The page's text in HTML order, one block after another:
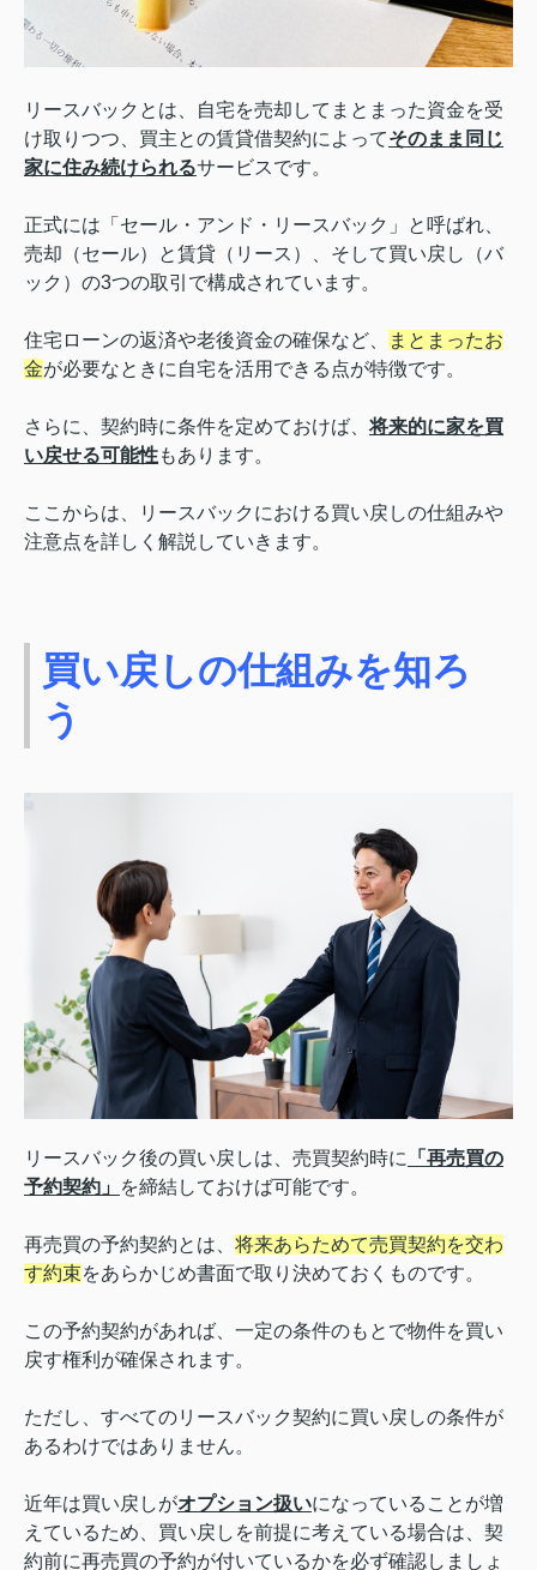
リースバックとは、自宅を売却してまとまった資金を受
け取りつつ、買主との賃貸借契約によってそのまま同じ
家に住み続けられるサービスです。
正式には「セール・アンド・リースバック」と呼ばれ、
売却（セール）と賃貸（リース）、そして買い戻し（バ
ック）の3つの取引で構成されています。
住宅ローンの返済や老後資金の確保など、
まとまったお
金が必要なときに自宅を活用できる点が特徴です。
さらに、契約時に条件を定めておけば、将来的に家を買
い戻せる可能性もあります。
ここからは、リースバックにおける買い戻しの仕組みや
注意点を詳しく解説していきます。
買い戻しの仕組みを知ろ
う
リースバック後の買い戻しは、売買契約時に
「再売買の
予約契約」 を締結しておけば可能です。
再売買の予約契約とは、 将来あらためて売買契約を交わ
す約束をあらかじめ書面で取り決めておくものです。
この予約契約があれば、一定の条件のもとで物件を買い
戻す権利が確保されます。
ただし、すべてのリースバック契約に買い戻しの条件が
あるわけではありません。
近年は買い戻しがオプション扱いになっていることが増
えているため、買い戻しを前提に考えている場合は、契
約前に再売買の予約が付いているかを必ず確認しましょ